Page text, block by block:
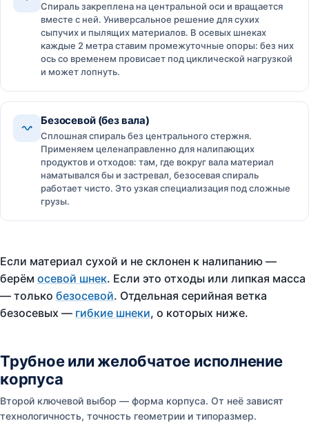
Спираль закреплена на центральной оси и вращается
вместе с ней. Универсальное решение для сухих
сыпучих и пылящих материалов. В осевых шнеках
каждые 2 метра ставим промежуточные опоры: без них
ось со временем провисает под циклической нагрузкой
и может лопнуть.
Безосевой (без вала)
Сплошная спираль без центрального стержня.
Применяем целенаправленно для налипающих
продуктов и отходов: там, где вокруг вала материал
наматывался бы и застревал, безосевая спираль
работает чисто. Это узкая специализация под сложные
грузы.
Если материал сухой и не склонен к налипанию —
берём осевой шнек. Если это отходы или липкая масса
— только безосевой. Отдельная серийная ветка
безосевых — гибкие шнеки, о которых ниже.
Трубное или желобчатое исполнение
корпуса
Второй ключевой выбор — форма корпуса. От неё зависят
технологичность, точность геометрии и типоразмер.